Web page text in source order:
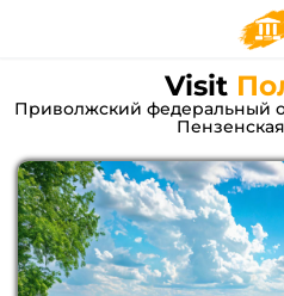
Visit
Приволжский федеральный